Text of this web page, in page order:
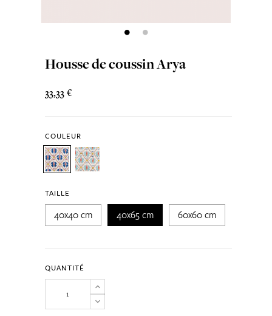
Housse de coussin Arya
33,33 €
COULEUR
TAILLE
40x40 cm 40x65 cm 60x60 cm
QUANTITÉ